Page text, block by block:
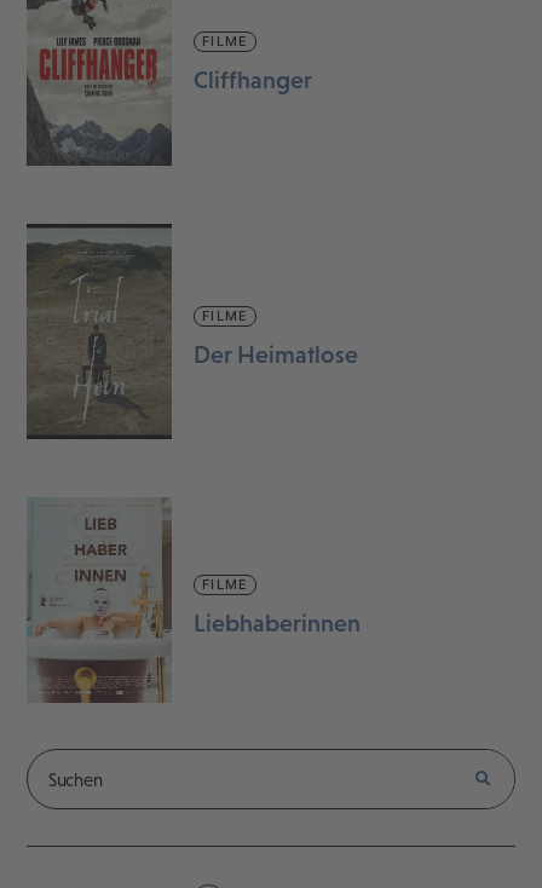
FILME
Cliffhanger
FILME
Der Heimatlose
FILME
Liebhaberinnen